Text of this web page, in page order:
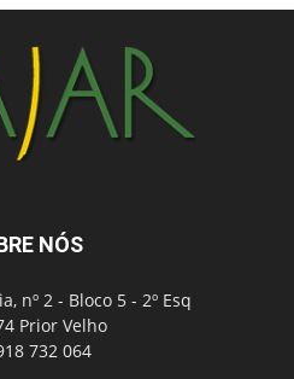
NÓS
nº 2 - Bloco 5 - 2º Esq
Prior Velho
732 064